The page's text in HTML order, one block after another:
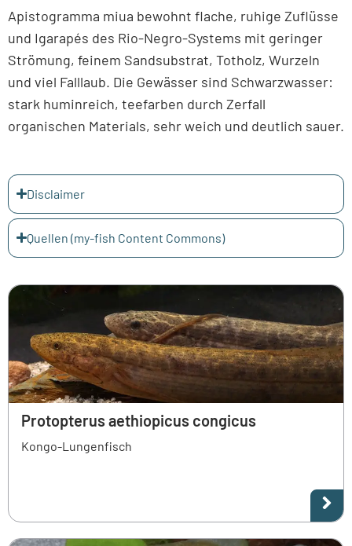
Apistogramma miua bewohnt flache, ruhige Zuflüsse
und Igarapés des Rio-Negro-Systems mit geringer
Strömung, feinem Sandsubstrat, Totholz, Wurzeln
und viel Falllaub. Die Gewässer sind Schwarzwasser:
stark huminreich, teefarben durch Zerfall
organischen Materials, sehr weich und deutlich sauer.
Disclaimer
Quellen (my-fish Content Commons)
Protopterus aethiopicus congicus
Kongo-Lungenfisch